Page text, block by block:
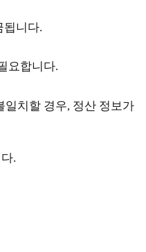
됩니다.
요합니다.
일치할 경우, 정산 정보가
.